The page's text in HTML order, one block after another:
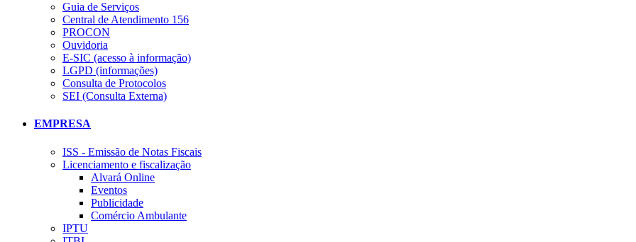
Guia de Serviços
Central de Atendimento 156
PROCON
Ouvidoria
E-SIC (acesso à informação)
LGPD (informações)
Consulta de Protocolos
SEI (Consulta Externa)
EMPRESA
ISS - Emissão de Notas Fiscais
Licenciamento e fiscalização
Alvará Online
Eventos
Publicidade
Comércio Ambulante
IPTU